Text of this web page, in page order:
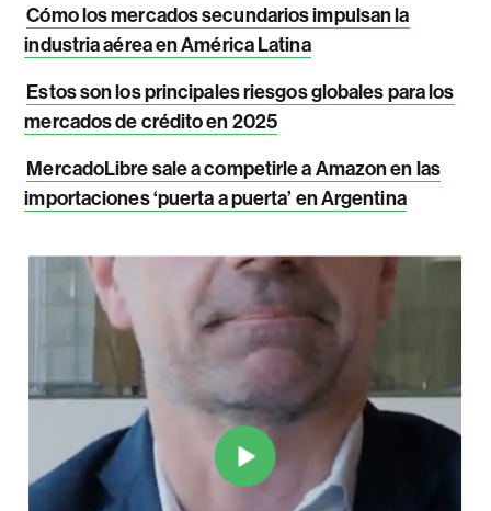
Cómo los mercados secundarios impulsan la
industria aérea en América Latina
Estos son los principales riesgos globales para los
mercados de crédito en 2025
MercadoLibre sale a competirle a Amazon en las
importaciones ‘puerta a puerta’ en Argentina